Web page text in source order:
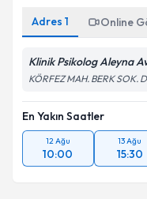
Adres 1 Online
Klinik Psikolog Aleyna
KÖRFEZ MAH. BERK SOK.
En Yakın Saatler
12 Ağu
10:00
13 Ağu
15:30